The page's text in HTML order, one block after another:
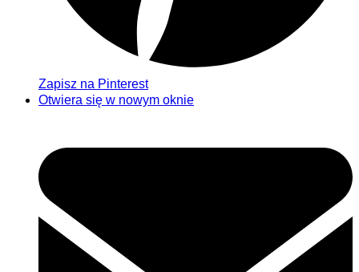
Zapisz na Pinterest
Otwiera się w nowym oknie